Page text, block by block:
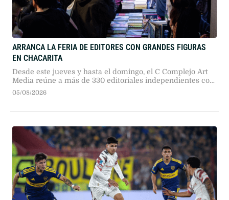
ARRANCA LA FERIA DE EDITORES CON GRANDES FIGURAS
EN CHACARITA
Desde este jueves y hasta el domingo, el C Complejo Art
Media reúne a más de 330 editoriales independientes con
entrada gratuita previo registro digital, en medio del
05/08/2026